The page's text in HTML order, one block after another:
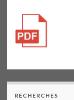
RECHERCHES